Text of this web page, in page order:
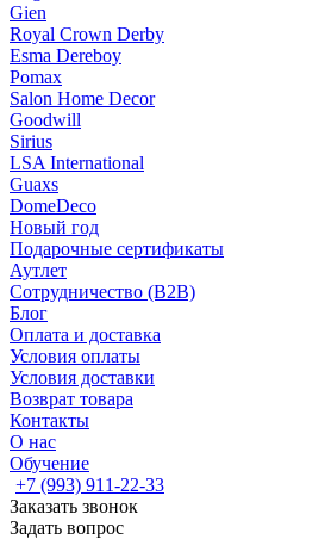
Gien
Royal Crown Derby
Esma Dereboy
Pomax
Salon Home Decor
Goodwill
Sirius
LSA International
Guaxs
DomeDeco
Новый год
Подарочные сертификаты
Аутлет
Сотрудничество (B2B)
Блог
Оплата и доставка
Условия оплаты
Условия доставки
Возврат товара
Контакты
О нас
Обучение
+7 (993) 911-22-33
Заказать звонок
Задать вопрос